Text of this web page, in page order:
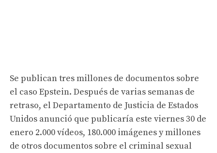
Se publican tres millones de documentos sobre
el caso Epstein. Después de varias semanas de
retraso, el Departamento de Justicia de Estados
Unidos anunció que publicaría este viernes 30 de
enero 2.000 vídeos, 180.000 imágenes y millones
de otros documentos sobre el criminal sexual